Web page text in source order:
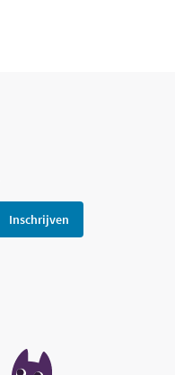
Inschrijven